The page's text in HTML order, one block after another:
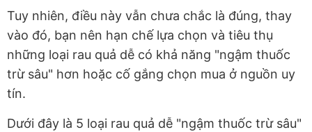
Tuy nhiên, điều này vẫn chưa chắc là đúng, thay
vào đó, bạn nên hạn chế lựa chọn và tiêu thụ
những loại rau quả dễ có khả năng "ngậm thuốc
trừ sâu" hơn hoặc cố gắng chọn mua ở nguồn uy
tín.
Dưới đây là 5 loại rau quả dễ "ngậm thuốc trừ sâu"